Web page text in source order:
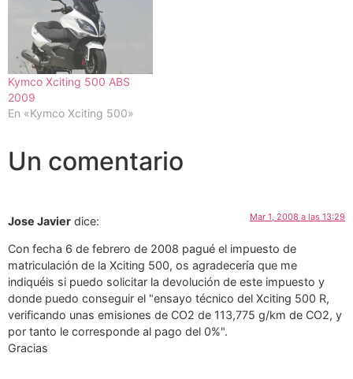
Kymco Xciting 500 ABS
2009
En «Kymco Xciting 500»
Un comentario
Jose Javier dice: Mar 1, 2008 a las 13:29
Con fecha 6 de febrero de 2008 pagué el impuesto de
matriculación de la Xciting 500, os agradecería que me
indiquéis si puedo solicitar la devolución de este impuesto y
donde puedo conseguir el "ensayo técnico del Xciting 500 R,
verificando unas emisiones de CO2 de 113,775 g/km de CO2, y
por tanto le corresponde al pago del 0%".
Gracias